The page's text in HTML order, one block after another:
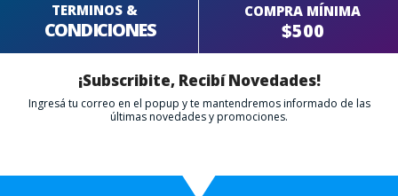
TERMINOS &
CONDICIONES
COMPRA MÍNIMA
$500
¡Subscribite, Recibí Novedades!
Ingresá tu correo en el popup y te mantendremos informado de las
últimas novedades y promociones.